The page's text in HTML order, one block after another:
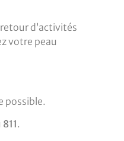
d’activités
votre peau
possible.
811.